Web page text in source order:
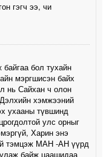
гэгч ээ, чи
бол тухайн
мэргшисэн байх
нь Сайхан ч олон
хэмжээний
ухааны түвшинд
улс орныг
Харин энэ
тэмцэж МАН -АН үүрд
байж цаашидаа